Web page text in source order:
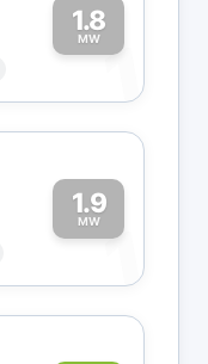
1.8
MW1
1.9
MW1